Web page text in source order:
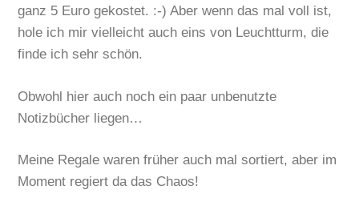
ganz 5 Euro gekostet. :-) Aber wenn das mal voll ist,
hole ich mir vielleicht auch eins von Leuchtturm, die
finde ich sehr schön.
Obwohl hier auch noch ein paar unbenutzte
Notizbücher liegen…
Meine Regale waren früher auch mal sortiert, aber im
Moment regiert da das Chaos!